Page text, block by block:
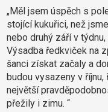
„Měl jsem úspěch s
stojící kukuřici, než
nebo druhý září v
Výsadba ředkviček na
šanci získat začaly a
budou vysazeny v
největší
přežily i zimu. “